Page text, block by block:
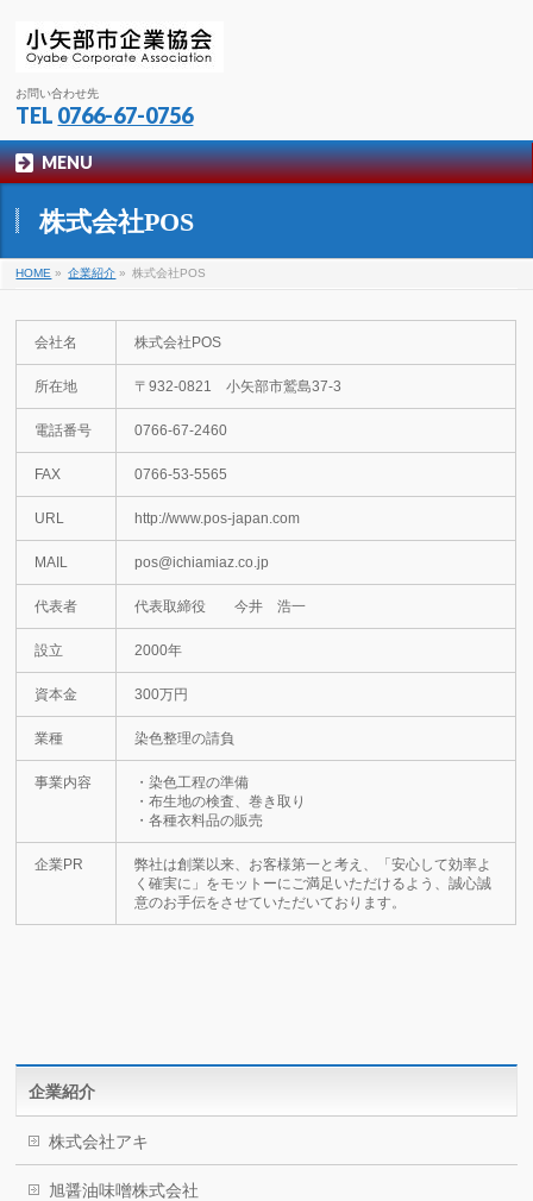
お問い合わせ先
TEL 0766-67-0756
MENU
株式会社POS
HOME » 企業紹介 » 株式会社POS
会社名 株式会社POS
所在地 〒932‐0821 小矢部市鷲島37-3
電話番号 0766‐67‐2460
FAX 0766-53-5565
URL http://www.pos-japan.com
MAIL pos@ichiamiaz.co.jp
代表者 代表取締役 今井 浩一
設立 2000年
資本金 300万円
業種 染色整理の請負
事業内容
・染色工程の準備
・布生地の検査、巻き取り
・各種衣料品の販売
企業PR
弊社は創業以来、お客様第一と考え、「安心して効率よ
く確実に」をモットーにご満足いただけるよう、誠心誠
意のお手伝をさせていただいております。
企業紹介
株式会社アキ
旭醤油味噌株式会社